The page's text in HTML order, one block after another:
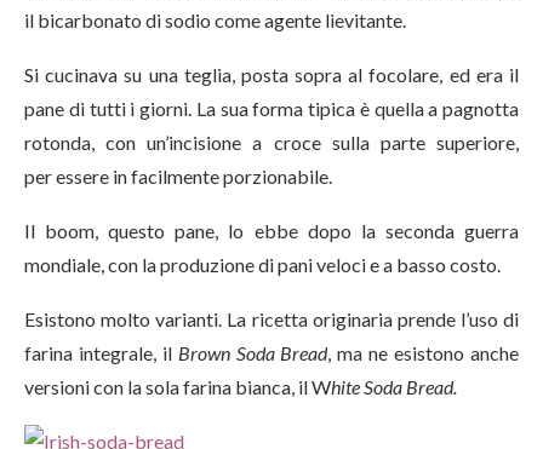
il bicarbonato di sodio come agente lievitante.
Si cucinava su una teglia, posta sopra al focolare, ed era il
pane di tutti i giorni. La sua forma tipica è quella a pagnotta
rotonda, con un’incisione a croce sulla parte superiore,
per essere in facilmente porzionabile.
Il boom, questo pane, lo ebbe dopo la seconda guerra
mondiale, con la produzione di pani veloci e a basso costo.
Esistono molto varianti. La ricetta originaria prende l’uso di
farina integrale, il Brown Soda Bread, ma ne esistono anche
versioni con la sola farina bianca, il White Soda Bread.